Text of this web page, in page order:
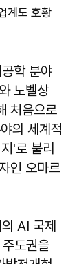
계도 호황
학 분야
노벨상
처음으로
의 세계적
'로 불리
인 오마르
AI 국제
도권을